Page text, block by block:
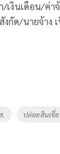
เงินเดือน/ค่า
งกัด/นายจ้าง
. ปล่อยสินเชื่